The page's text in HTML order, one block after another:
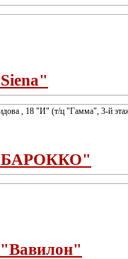
, 18 "И" (т/ц "Гамма", 3-й
"БАРОККО"